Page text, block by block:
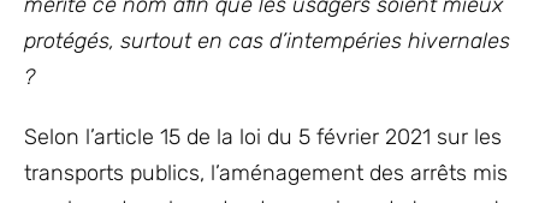
protégés, surtout en cas d’intempéries hivernales
?
Selon l’article 15 de la loi du 5 février 2021 sur les
transports publics, l’aménagement des arrêts mis